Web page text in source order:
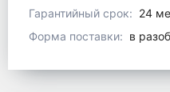
Гарантийный срок: 24
Форма поставки: в